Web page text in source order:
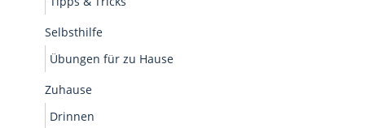
Selbsthilfe
Übungen für zu Hause
Zuhause
Drinnen